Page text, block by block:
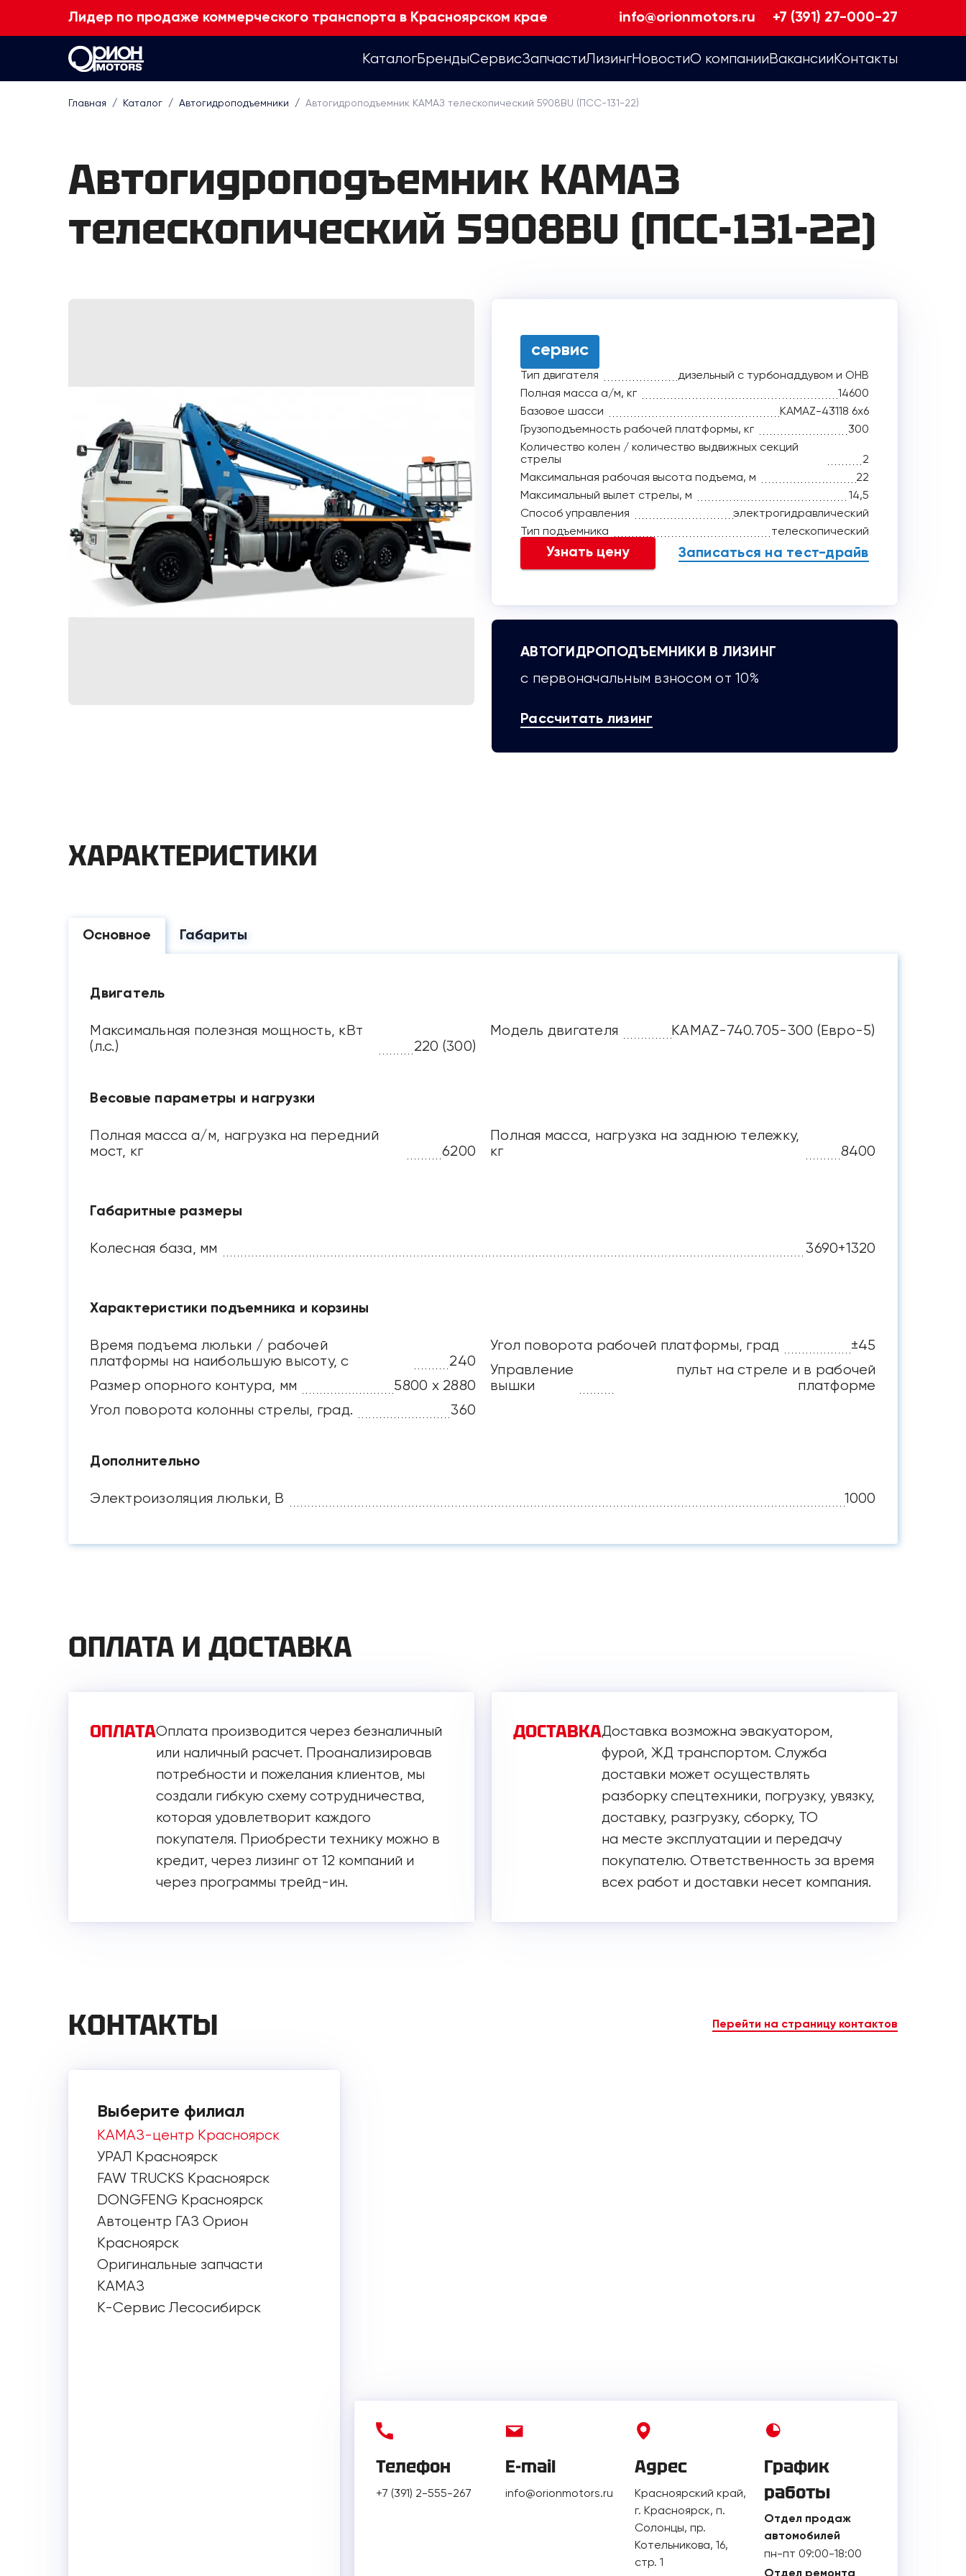
Лидер по продаже коммерческого транспорта в Красноярском крае info@orionmotors.ru +7 (391) 27-000-27
КаталогБрендыСервисЗапчастиЛизингНовостиО компанииВакансииКонтакты
Главная / Каталог / Автогидроподъем­ники / Автогидроподъемник КАМАЗ телескопический 5908BU (ПСС-131-22)
Автогидроподъемник КАМАЗ
телескопический 5908BU (ПСС-131-22)
сервис
Тип двигателя
дизельный с турбонаддувом и ОНВ
Полная масса а/м, кг
14600
Базовое шасси
КАМАZ-43118 6х6
Грузоподъемность рабочей платформы, кг
300
Количество колен / количество выдвижных секций
стрелы
2
Максимальная рабочая высота подъема, м
22
Максимальный вылет стрелы, м
14,5
Способ управления
электрогидравлический
Тип подъемника
телескопический
Узнать цену Записаться на тест-драйв
АВТОГИДРОПОДЪЕМ­НИКИ В ЛИЗИНГ
с первоначальным взносом от 10%
Рассчитать лизинг
ХАРАКТЕРИСТИКИ
Основное Габариты
Двигатель
Максимальная полезная мощность, кВт
(л.с.)
220 (300)
Модель двигателя KAMAZ-740.705-300 (Евро-5)
Весовые параметры и нагрузки
Полная масса а/м, нагрузка на передний
мост, кг
6200
Полная масса, нагрузка на заднюю тележку,
кг
8400
Габаритные размеры
Колесная база, мм 3690+1320
Характеристики подъемника и корзины
Время подъема люльки / рабочей
платформы на наибольшую высоту, с
240
Размер опорного контура, мм
5800 х 2880
Угол поворота колонны стрелы, град.
360
Угол поворота рабочей платформы, град
±45
Управление
вышки
пульт на стреле и в рабочей
платформе
Дополнительно
Электроизоляция люльки, В 1000
ОПЛАТА И ДОСТАВКА
ОПЛАТАОплата производится через безналичный
или наличный расчет. Проанализировав
потребности и пожелания клиентов, мы
создали гибкую схему сотрудничества,
которая удовлетворит каждого
покупателя. Приобрести технику можно в
кредит, через лизинг от 12 компаний и
через программы трейд-ин.
ДОСТАВКАДоставка возможна эвакуатором,
фурой, ЖД транспортом. Служба
доставки может осуществлять
разборку спецтехники, погрузку, увязку,
доставку, разгрузку, сборку, ТО
на месте эксплуатации и передачу
покупателю. Ответственность за время
всех работ и доставки несет компания.
КОНТАКТЫ Перейти на страницу контактов
Выберите филиал
КАМАЗ-центр Красноярск
УРАЛ Красноярск
FAW TRUCKS Красноярск
DONGFENG Красноярск
Автоцентр ГАЗ Орион
Красноярск
Оригинальные запчасти
КАМАЗ
К-Сервис Лесосибирск
Телефон
+7 (391) 2-555-267
E-mail
info@orionmotors.ru
Адрес
Красноярский край,
г. Красноярск, п.
Солонцы, пр.
Котельникова, 16,
стр. 1
График
работы
Отдел продаж
автомобилей
пн-пт 09:00-18:00